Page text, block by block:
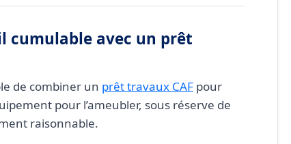
cumulable avec un prêt
de combiner un prêt travaux CAF pour
pour l’ameubler, sous réserve de
raisonnable.